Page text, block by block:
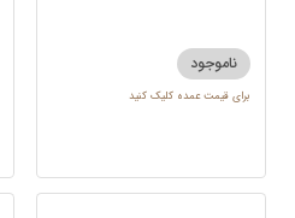
ناموجود
برای قیمت عمده کلیک کنید